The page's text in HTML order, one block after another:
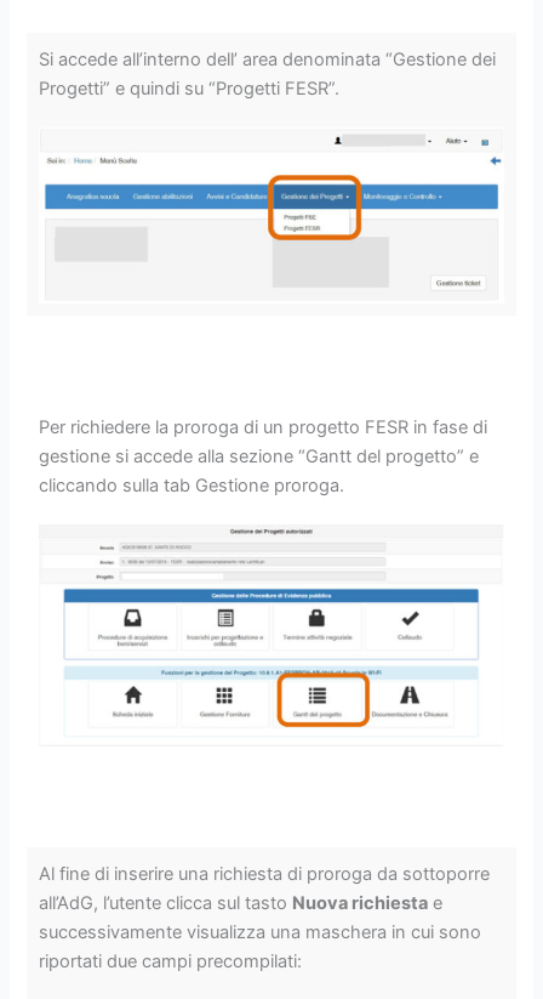
Si accede all’interno dell’ area denominata “Gestione dei
Progetti” e quindi su “Progetti FESR”.
Per richiedere la proroga di un progetto FESR in fase di
gestione si accede alla sezione “Gantt del progetto” e
cliccando sulla tab Gestione proroga.
Al fine di inserire una richiesta di proroga da sottoporre
all’AdG, l’utente clicca sul tasto Nuova richiesta e
successivamente visualizza una maschera in cui sono
riportati due campi precompilati: